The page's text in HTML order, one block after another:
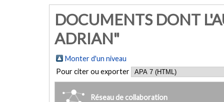
DOCUMENTS DONT
ADRIAN"
Monter d'un niveau
Pour citer ou exporter
Réseau de collaboration